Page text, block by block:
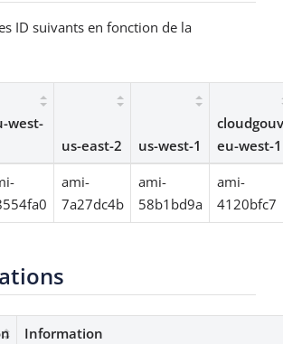
ID suivants en fonction de la
west-
us-east-2 us-west-1
eu-west-1
ami-
7a27dc4b
ami-
58b1bd9a
ami-
4120bfc7
Information